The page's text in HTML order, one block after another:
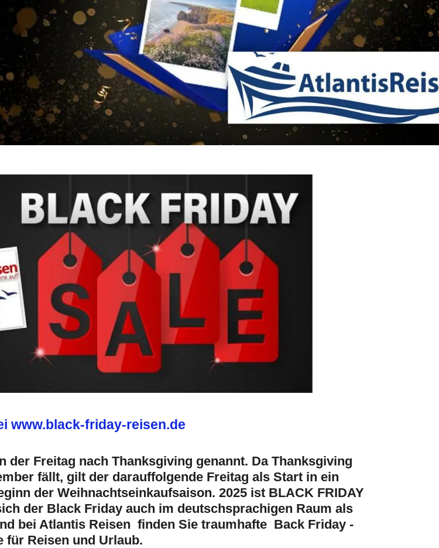
www.black-friday-reisen.de
der Freitag nach Thanksgiving genannt. Da Thanksgiving
fällt, gilt der darauffolgende Freitag als Start in ein
der Weihnachtseinkaufsaison. 2025 ist BLACK FRIDAY
der Black Friday auch im deutschsprachigen Raum als
bei Atlantis Reisen finden Sie traumhafte Back Friday -
für Reisen und Urlaub.